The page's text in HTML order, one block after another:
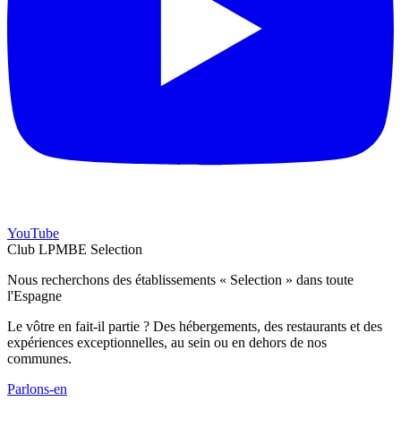
YouTube
Club LPMBE Selection
Nous recherchons des établissements « Selection » dans toute
l'Espagne
Le vôtre en fait-il partie ? Des hébergements, des restaurants et des
expériences exceptionnelles, au sein ou en dehors de nos
communes.
Parlons-en